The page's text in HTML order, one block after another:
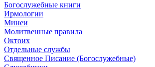
Богослужебные книги
Ирмологии
Минеи
Молитвенные правила
Октоих
Отдельные службы
Священное Писание (Богослужебные)